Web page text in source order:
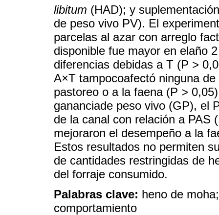
libitum (HAD); y
de peso vivo PV). El
parcelas al azar con arreglo
disponible fue mayor en elaño
diferencias debidas a T (P >
A×T tampocoafectó ninguna
pastoreo o a la faena (P >
gananciade peso vivo (GP), el
de la canal con relación a PAS
mejoraron el desempeño a la
Estos resultados no permiten
de cantidades restringidas de
del forraje consumido.
Palabras clave: heno de
comportamiento